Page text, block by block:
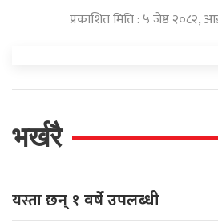
प्रकाशित मिति : ५ जेष्ठ २०८२,
भर्खरै
यस्ताछन् १ वर्षे उपलब्धी